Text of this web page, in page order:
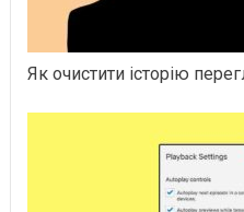
Як очистити історію